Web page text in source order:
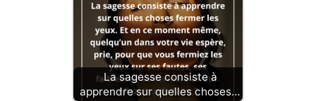
La sagesse consiste à
apprendre sur quelles choses…